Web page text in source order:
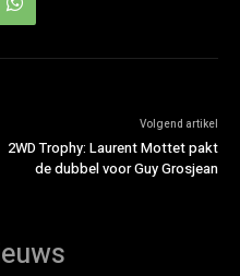
Volgend artikel
2WD Trophy: Laurent Mottet pakt
de dubbel voor Guy Grosjean